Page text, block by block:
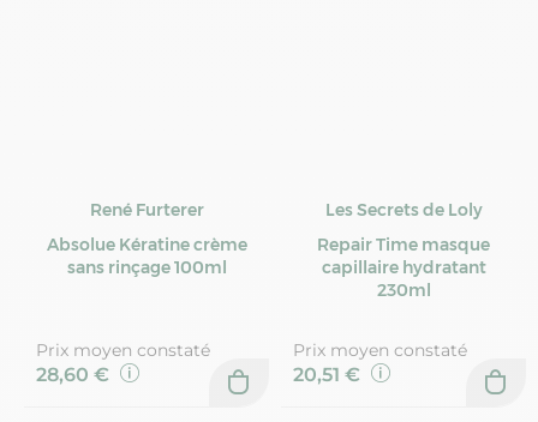
René Furterer
Absolue Kératine crème
sans rinçage 100ml
Prix moyen constaté
28,60 €
Les Secrets de Loly
Repair Time masque
capillaire hydratant
230ml
Prix moyen constaté
20,51 €